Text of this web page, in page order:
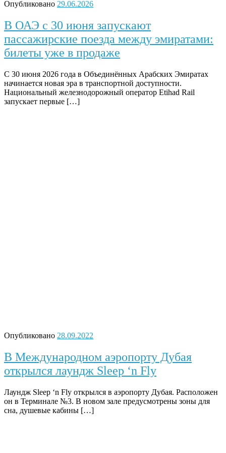
Опубликовано 29.06.2026
В ОАЭ с 30 июня запускают
пассажирские поезда между эмиратами:
билеты уже в продаже
С 30 июня 2026 года в Объединённых Арабских Эмиратах
начинается новая эра в транспортной доступности.
Национальный железнодорожный оператор Etihad Rail
запускает первые […]
Опубликовано 28.09.2022
В Международном аэропорту Дубая
открылся лаундж Sleep ‘n Fly
Лаундж Sleep ‘n Fly открылся в аэропорту Дубая. Расположен
он в Терминале №3. В новом зале предусмотрены зоны для
сна, душевые кабины […]